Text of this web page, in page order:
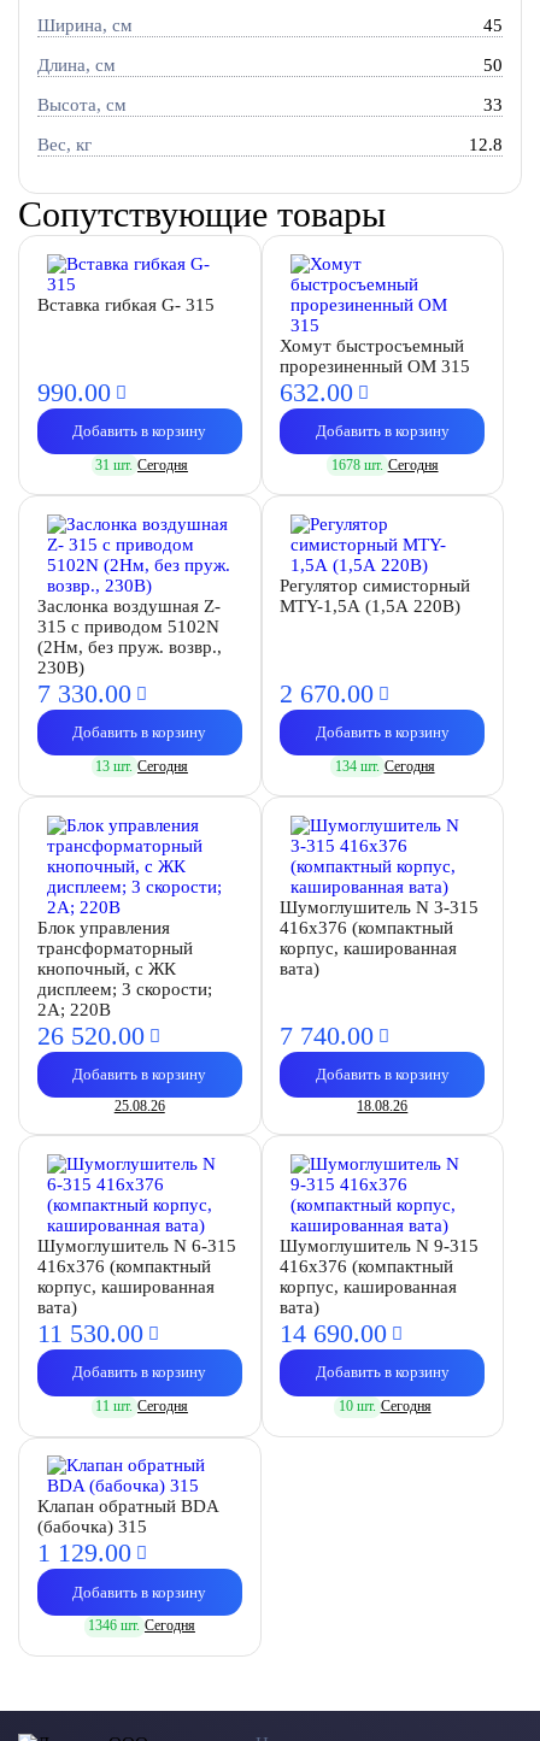
Ширина, см 45
Длина, см 50
Высота, см 33
Вес, кг 12.8
Сопутствующие товары
Вставка гибкая G- 315
990.00
Добавить в корзину
31 шт. Сегодня
Хомут быстросъемный
прорезиненный OM 315
632.00
Добавить в корзину
1678 шт. Сегодня
Заслонка воздушная Z-
315 с приводом 5102N
(2Нм, без пруж. возвр.,
230В)
7 330.00
Добавить в корзину
13 шт. Сегодня
Регулятор симисторный
MTY-1,5А (1,5А 220В)
2 670.00
Добавить в корзину
134 шт. Сегодня
Блок управления
трансформаторный
кнопочный, с ЖК
дисплеем; 3 скорости;
2А; 220В
26 520.00
Добавить в корзину
25.08.26
Шумоглушитель N 3-315
416х376 (компактный
корпус, кашированная
вата)
7 740.00
Добавить в корзину
18.08.26
Шумоглушитель N 6-315
416х376 (компактный
корпус, кашированная
вата)
11 530.00
Добавить в корзину
11 шт. Сегодня
Шумоглушитель N 9-315
416х376 (компактный
корпус, кашированная
вата)
14 690.00
Добавить в корзину
10 шт. Сегодня
Клапан обратный BDA
(бабочка) 315
1 129.00
Добавить в корзину
1346 шт. Сегодня